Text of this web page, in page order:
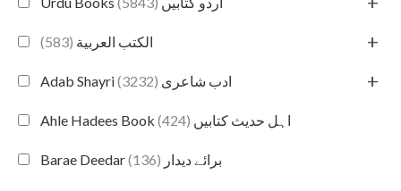
الكتب العربية (583) +
Adab Shayri ادب شاعری (3232) +
Ahle Hadees Book اہل حدیث کتابیں (424)
Barae Deedar برائے دیدار (136)